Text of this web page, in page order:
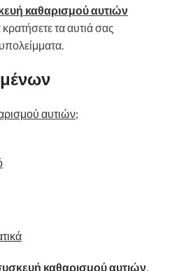
καθαρισμού αυτιών
τα αυτιά σας
αυτιών;
καθαρισμού αυτιών,